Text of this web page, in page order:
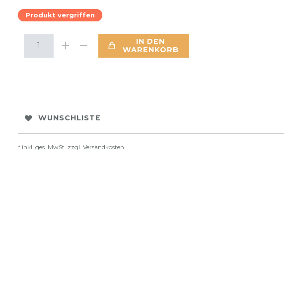
Produkt vergriffen
IN DEN
WARENKORB
WUNSCHLISTE
* inkl. ges. MwSt. zzgl. Versandkosten